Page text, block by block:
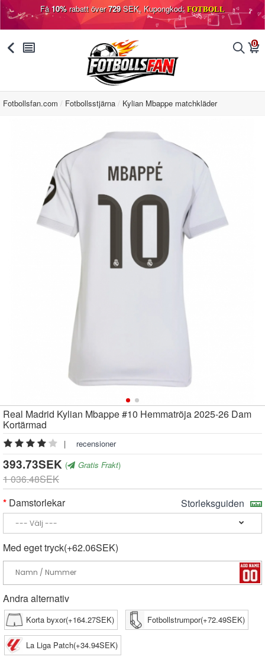
Få10%rabatt över729SEK, Kupongkod: FOTBOLL
󰅯 󰂩 󰂨 0
󰃦
Fotbollsfan.com Fotbollsstjärna Kylian Mbappe matchkläder
Real Madrid Kylian Mbappe #10 Hemmatröja 2025-26 Dam
Kortärmad
| recensioner
393.73SEK ( Gratis Frakt)
1 036.48SEK
Damstorlekar
Storleksguiden
Med eget tryck(+62.06SEK)
Andra alternativ
Korta byxor(+164.27SEK) Fotbollstrumpor(+72.49SEK)
La Liga Patch(+34.94SEK)